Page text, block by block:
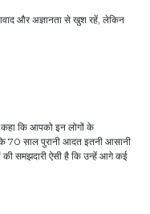
और अज्ञानता से खुश रहें, लेकिन
कहा कि आपको इन लोगों के
70 साल पुरानी आदत इतनी आसानी
की समझदारी ऐसी है कि उन्हें आगे कई